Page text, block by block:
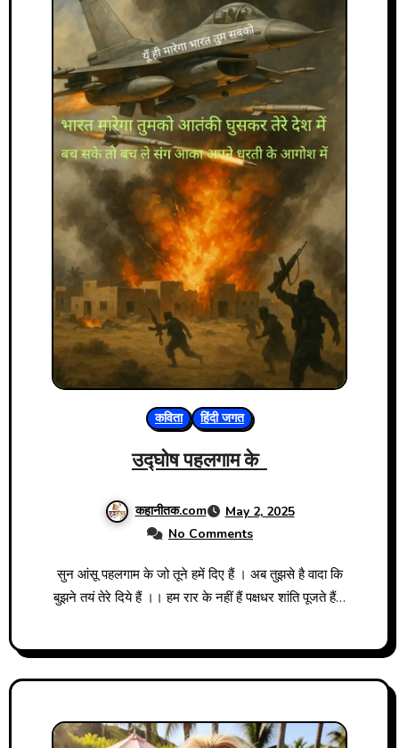
कविता हिंदी जगत
उद्घोष पहलगाम के
कहानीतक.com
May 2, 2025
No Comments
सुन आंसू पहलगाम के जो तूने हमें दिए हैं । अब तुझसे है वादा कि
बुझने तयं तेरे दिये हैं ।। हम रार के नहीं हैं पक्षधर शांति पूजते हैं…